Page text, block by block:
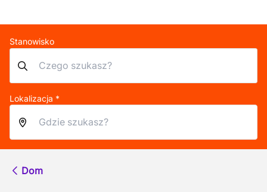
Stanowisko
Lokalizacja *
Dom